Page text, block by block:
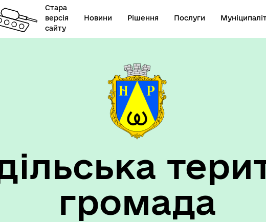
Стара
версія
сайту
Новини Рішення Послуги
Перелік наборів відкритих
Контакти та розпорядок
роботи
Діяльність
"Воєнний ( Надзвичайний)
стан"
громада